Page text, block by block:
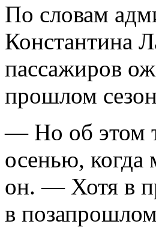
По словам
Константина
пассажиров
прошлом
— Но об этом
осенью,
он. — Хотя в
в